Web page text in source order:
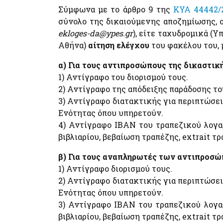
e-Παράβολο
Ενιαία Αρχή Πληρωμής (ΕΑΠ)
Ενιαίο Σύστημα Πληρωμών (ΕΣΥΠ)
Μισθοδοσία υπαλλήλων Υπ. Οικονομικών &
e-Δελτίο Ατομικής Υπηρεσιακής Κατάστασης
Λοιπές Υπηρεσίες Δ.Δ.
Εθνικό Μητρώο Επικοινωνίας (Ε.Μ.Επ) Κέντρο
Ειδοποιήσεων
Κράτος φιλικό προς τον πολίτη (ΔΔ)
Πληροφοριακών Συστημάτων Δημόσιας Διοίκησης
Υπηρεσία Εξουσιοδότησης Χρηστών Ιδιωτικού
Τομέα για πρόσβαση σε εξειδικευμένα πληροφοριακά
συστήματα του δημοσίου
Μητρώο Ανθρώπινου Δυναμικού Ελληνικού
Δημοσίου
Κωδικοί Δημόσιας Διοίκησης
Εξωδικαστικός Μηχανισμός
Μητρώο Δεξαμενών Ενεργειακών Προϊόντων
Μητρώο Πραγματικών Δικαιούχων
Προστασία επιχειρήσεων πληγέντων Κορωνοϊού
Δημοσίου στην αποπληρωμή επιχειρηματικών
δανείων
Know Your Business – (eGov-KYB)
Σύστημα Ιχνηλασιμότητας Καπνικών Προϊόντων
Issuer)
Τηλεπικοινωνίες
Συνδρομητών Κινητής Τηλεφωνίας και
Καρτοκινητής Τηλεφωνίας (Μη.Δ.Α.Τε.)
Στοιχεία Πολιτών και εξ Αποστάσεως Εξυπηρέτηση
myConsulLive - Εξυπηρέτηση με τηλεδιάσκεψη
Προξενική Αρχή του Υπουργείου Εξωτερικών
Σύμφωνα με το άρθρο 9 της ΚΥΑ 44442/
σύνολο της δικαιούμενης αποζημίωσης,
ekloges-da@ypes.gr), είτε ταχυδρομικά
Αθήνα) αίτηση ελέγχου του φακέλου του,
α) Για τους αντιπροσώπους της
1) Αντίγραφο του διορισμού τους.
2) Αντίγραφο της απόδειξης παράδοσης
3) Αντίγραφο διατακτικής για
Ενότητας όπου υπηρετούν.
4) Αντίγραφο ΙΒΑΝ του τραπεζικού
βιβλιαρίου, βεβαίωση τραπέζης, extrait
β) Για τους αναπληρωτές των
1) Αντίγραφο διορισμού τους.
2) Αντίγραφο διατακτικής για
Ενότητας όπου υπηρετούν.
3) Αντίγραφο ΙΒΑΝ του τραπεζικού
βιβλιαρίου, βεβαίωση τραπέζης, extrait